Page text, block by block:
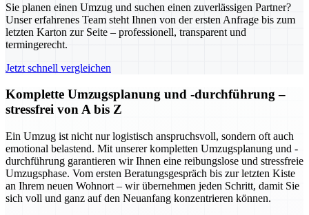
Sie planen einen Umzug und suchen einen zuverlässigen Partner?
Unser erfahrenes Team steht Ihnen von der ersten Anfrage bis zum
letzten Karton zur Seite – professionell, transparent und
termingerecht.
Jetzt schnell vergleichen
Komplette Umzugsplanung und -durchführung –
stressfrei von A bis Z
Ein Umzug ist nicht nur logistisch anspruchsvoll, sondern oft auch
emotional belastend. Mit unserer kompletten Umzugsplanung und -
durchführung garantieren wir Ihnen eine reibungslose und stressfreie
Umzugsphase. Vom ersten Beratungsgespräch bis zur letzten Kiste
an Ihrem neuen Wohnort – wir übernehmen jeden Schritt, damit Sie
sich voll und ganz auf den Neuanfang konzentrieren können.